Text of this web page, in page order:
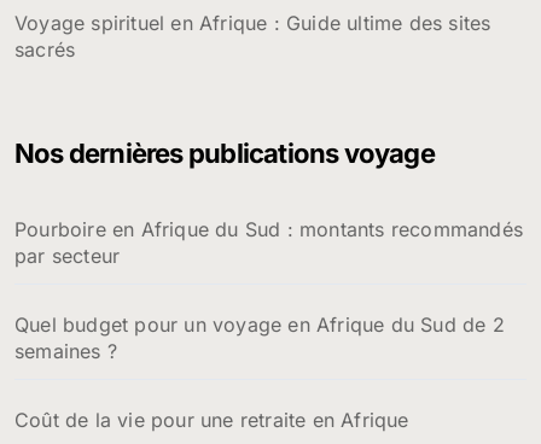
Voyage spirituel en Afrique : Guide ultime des sites
sacrés
Nos dernières publications voyage
Pourboire en Afrique du Sud : montants recommandés
par secteur
Quel budget pour un voyage en Afrique du Sud de 2
semaines ?
Coût de la vie pour une retraite en Afrique